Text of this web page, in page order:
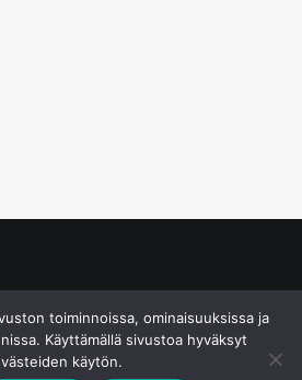
toiminnoissa, ominaisuuksissa ja
Käyttämällä sivustoa hyväksyt
käytön.